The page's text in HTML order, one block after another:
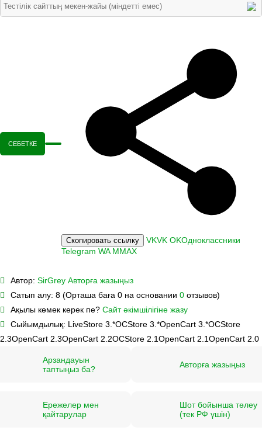
СЕБЕТКЕ
Скопировать ссылку VKVK OKОдноклассники
Telegram WA MMAX
Автор: SirGrey Авторға жазыңыз
Сатып алу: 8 (Орташа баға 0 на основании 0 отзывов)
Ақылы көмек керек пе? Сайт әкімшілігіне жазу
Сыйымдылық: LiveStore 3.*OCStore 3.*OpenCart 3.*OCStore
2.3OpenCart 2.3OpenCart 2.2OCStore 2.1OpenCart 2.1OpenCart 2.0
Арзандауын
таптыңыз ба?
Авторға жазыңыз
Ережелер мен
қайтарулар
Шот бойынша төлеу
(тек РФ үшін)